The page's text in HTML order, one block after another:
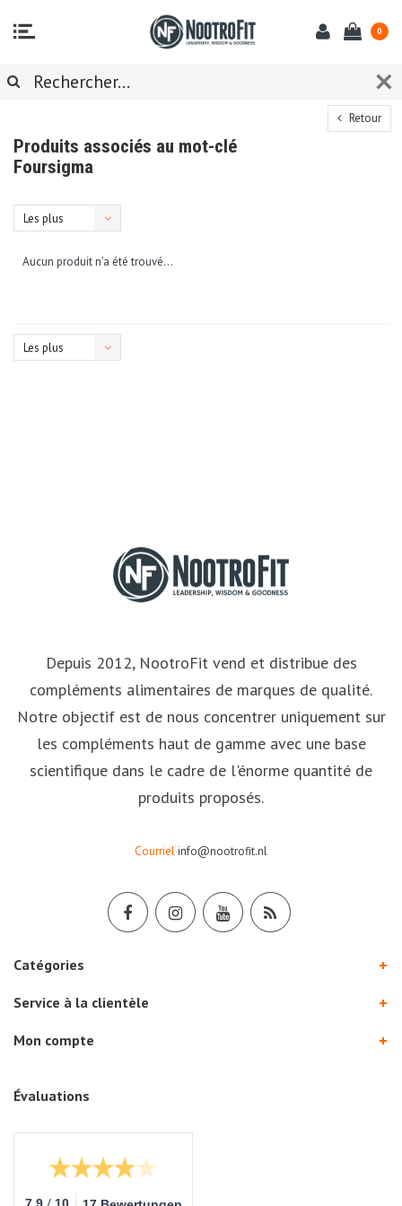
0
Retour
Produits associés au mot-clé
Foursigma
Les plus
Aucun produit n'a été trouvé...
Les plus
Depuis 2012, NootroFit vend et distribue des
compléments alimentaires de marques de qualité.
Notre objectif est de nous concentrer uniquement sur
les compléments haut de gamme avec une base
scientifique dans le cadre de l'énorme quantité de
produits proposés.
Courrielinfo@nootrofit.nl
Catégories
Service à la clientèle
Mon compte
Évaluations